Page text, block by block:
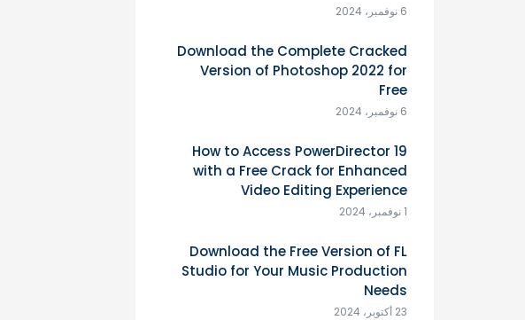
6 نوفمبر، 2024
Download the Complete Cracked
Version of Photoshop 2022 for
Free
6 نوفمبر، 2024
How to Access PowerDirector 19
with a Free Crack for Enhanced
Video Editing Experience
1 نوفمبر، 2024
Download the Free Version of FL
Studio for Your Music Production
Needs
23 أكتوبر، 2024